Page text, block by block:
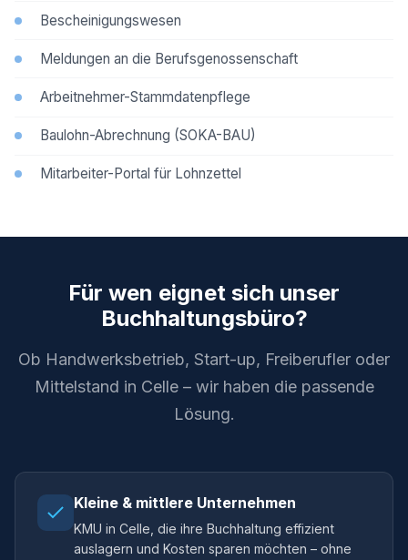
Bescheinigungswesen
Meldungen an die Berufsgenossenschaft
Arbeitnehmer-Stammdatenpflege
Baulohn-Abrechnung (SOKA-BAU)
Mitarbeiter-Portal für Lohnzettel
Für wen eignet sich unser
Buchhaltungsbüro?
Ob Handwerksbetrieb, Start-up, Freiberufler oder
Mittelstand in Celle – wir haben die passende
Lösung.
Kleine & mittlere Unternehmen
KMU in Celle, die ihre Buchhaltung effizient
auslagern und Kosten sparen möchten – ohne